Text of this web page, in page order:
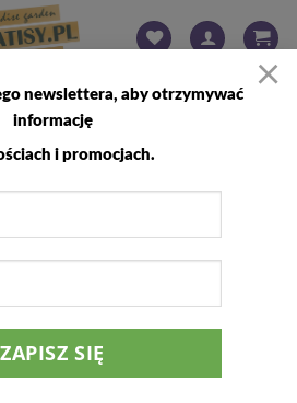
SKLEP
WYNIKI WYSZUKIWANIA:
NO-KAZE (WIELKOKWIATOWY)”
×
newslettera, aby otrzymywać
informację
i promocjach.